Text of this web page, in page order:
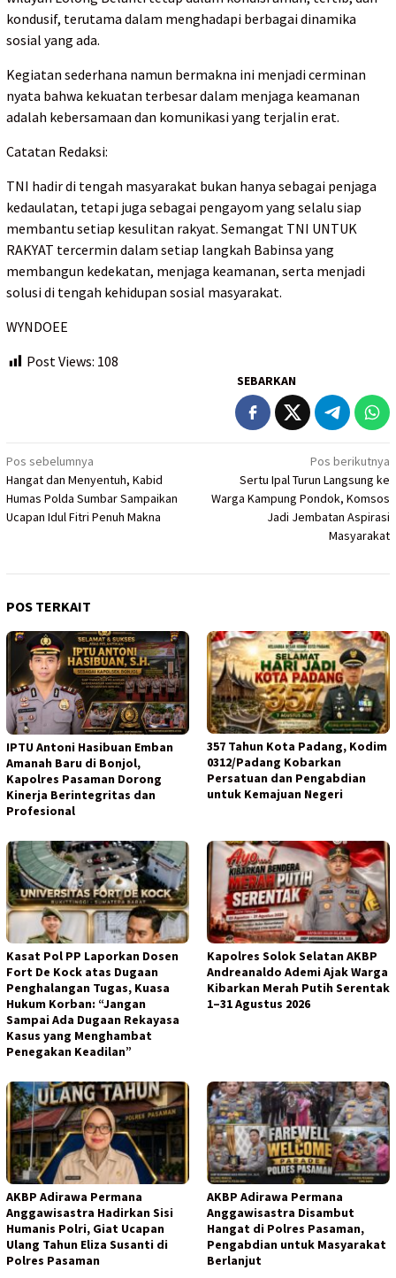
kondusif, terutama dalam menghadapi berbagai dinamika
sosial yang ada.
Kegiatan sederhana namun bermakna ini menjadi cerminan
nyata bahwa kekuatan terbesar dalam menjaga keamanan
adalah kebersamaan dan komunikasi yang terjalin erat.
Catatan Redaksi:
TNI hadir di tengah masyarakat bukan hanya sebagai penjaga
kedaulatan, tetapi juga sebagai pengayom yang selalu siap
membantu setiap kesulitan rakyat. Semangat TNI UNTUK
RAKYAT tercermin dalam setiap langkah Babinsa yang
membangun kedekatan, menjaga keamanan, serta menjadi
solusi di tengah kehidupan sosial masyarakat.
WYNDOEE
Post Views: 108
SEBARKAN
Navigasi
pos
Pos sebelumnya
Hangat dan Menyentuh, Kabid
Humas Polda Sumbar Sampaikan
Ucapan Idul Fitri Penuh Makna
Pos berikutnya
Sertu Ipal Turun Langsung ke
Warga Kampung Pondok, Komsos
Jadi Jembatan Aspirasi
Masyarakat
POS TERKAIT
IPTU Antoni Hasibuan Emban
Amanah Baru di Bonjol,
Kapolres Pasaman Dorong
Kinerja Berintegritas dan
Profesional
357 Tahun Kota Padang, Kodim
0312/Padang Kobarkan
Persatuan dan Pengabdian
untuk Kemajuan Negeri
Kasat Pol PP Laporkan Dosen
Fort De Kock atas Dugaan
Penghalangan Tugas, Kuasa
Hukum Korban: “Jangan
Sampai Ada Dugaan Rekayasa
Kasus yang Menghambat
Penegakan Keadilan”
Kapolres Solok Selatan AKBP
Andreanaldo Ademi Ajak Warga
Kibarkan Merah Putih Serentak
1–31 Agustus 2026
AKBP Adirawa Permana
Anggawisastra Hadirkan Sisi
Humanis Polri, Giat Ucapan
Ulang Tahun Eliza Susanti di
Polres Pasaman
AKBP Adirawa Permana
Anggawisastra Disambut
Hangat di Polres Pasaman,
Pengabdian untuk Masyarakat
Berlanjut